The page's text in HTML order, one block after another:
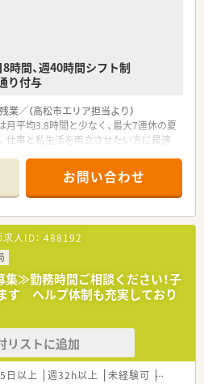
もチームで分担して対応します。
め、店舗に配置された健康機器や自社
を用いた健康相談にも携わります。
時間、週40時間シフト制
り付与
／（高松市エリア担当より）
平均3.8時間と少なく、最大7連休の夏
仕事と私生活を両立させたい方に最適
いて】
ら徒歩11分の場所に位置しており、水
店舗です。
数科目の処方箋を1日約30枚応需して
ています。
れているため枚数の集中がなく、外来
環境です。
について】
、現職の薬局長を本社へステップアッ
化の募集です。
宅業務の経験をお持ちで、即戦力として
めています。
導入しているため、数字への意識や経
お問い合わせ
人ID： 488192
集≫勤務時間ご相談ください！子
す ヘルプ体制も充実しており
リストに追加
日以上 週32h以上 未経験可 ブランク